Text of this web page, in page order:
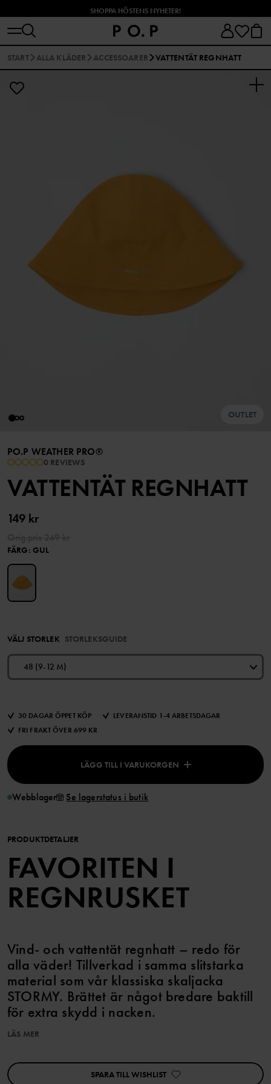
SHOPPA HÖSTENS NYHETER!
START ALLA KLÄDER ACCESSOARER VATTENTÄT REGNHATT
OUTLET
PO.P WEATHER PRO®
0 REVIEWS
VATTENTÄT REGNHATT
149 kr
FÄRG: GUL
VÄLJ STORLEK STORLEKSGUIDE
48 (9-12 M)
30 DAGAR ÖPPET KÖP
LEVERANSTID 1-4 ARBETSDAGAR
FRI FRAKT ÖVER 699 KR
LÄGG TILL I VARUKORGEN
Webblager Se lagerstatus i butik
PRODUKTDETALJER
FAVORITEN I
REGNRUSKET
Vind- och vattentät regnhatt – redo för
alla väder! Tillverkad i samma slitstarka
material som vår klassiska skaljacka
STORMY. Brättet är något bredare baktill
för extra skydd i nacken.
• Tejpade sömmar
• Randigt meshfoder
LÄS MER
SPARA TILL WISHLIST